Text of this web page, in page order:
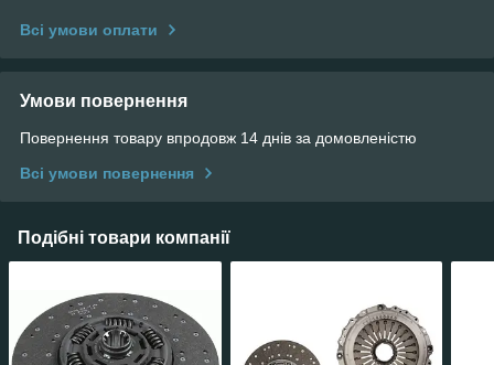
Всі умови оплати
Умови повернення
Повернення товару впродовж 14 днів за домовленістю
Всі умови повернення
Подібні товари компанії